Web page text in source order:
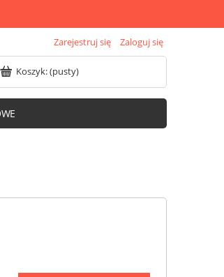
Zarejestruj się Zaloguj się
Koszyk:(pusty)